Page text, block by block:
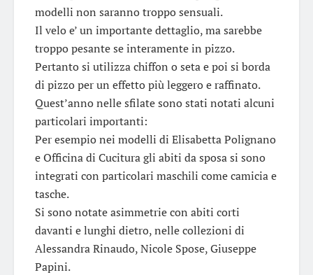
modelli non saranno troppo sensuali.
Il velo e’ un importante dettaglio, ma sarebbe
troppo pesante se interamente in pizzo.
Pertanto si utilizza chiffon o seta e poi si borda
di pizzo per un effetto più leggero e raffinato.
Quest’anno nelle sfilate sono stati notati alcuni
particolari importanti:
Per esempio nei modelli di Elisabetta Polignano
e Officina di Cucitura gli abiti da sposa si sono
integrati con particolari maschili come camicia e
tasche.
Si sono notate asimmetrie con abiti corti
davanti e lunghi dietro, nelle collezioni di
Alessandra Rinaudo, Nicole Spose, Giuseppe
Papini.